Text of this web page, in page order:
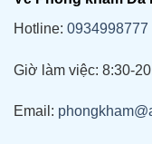
Hotline: 0934998777
Giờ làm việc: 8:30-
Email: